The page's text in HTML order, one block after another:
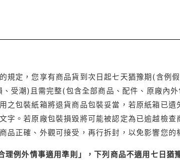
規定，您享有商品貨到次日起七天猶豫期(含例
受潮)且需完整(包含全部商品、配件、原廠內
之包裝紙箱將退貨商品包裝妥當，若原紙箱已
字。若原廠包裝損毀將可能被認定為已逾越檢
品正確、外觀可接受，再行拆封，以免影響您的
理例外情事適用準則」，下列商品不適用七日猶